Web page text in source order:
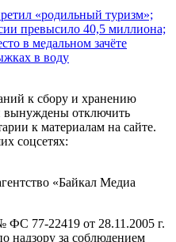
«родильный туризм»;
превысило 40,5 миллиона;
в медальном зачёте
в воду
к сбору и хранению
отключить
к материалам на сайте.
соцсетях:
«Байкал Медиа
77-22419 от 28.11.2005 г.
надзору за соблюдением